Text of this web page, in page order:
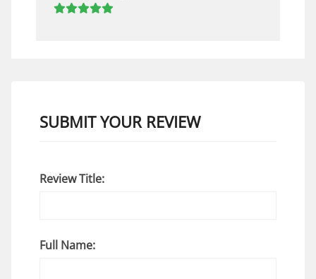
SUBMIT YOUR REVIEW
Review Title:
Full Name: